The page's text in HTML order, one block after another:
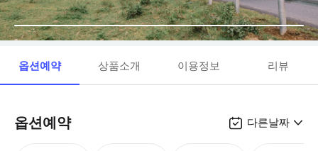
옵션예약 상품소개 이용정보 리뷰
옵션예약 다른날짜